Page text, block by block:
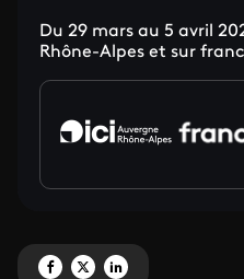
Du 29 mars au 5 avril
Rhône-Alpes et sur
Partagez 'Semaine spéciale
Partagez 'Semaine spéciale
Partagez 'Semaine